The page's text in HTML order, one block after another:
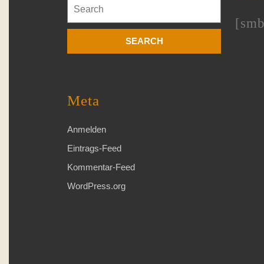
for:
Meta
Anmelden
Eintrags-Feed
Kommentar-Feed
WordPress.org